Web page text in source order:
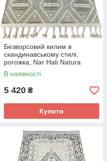
Безворсовий килим в
скандинавському стилі,
рогожка, Nar Hali Natura
0039, розмір 200 x 290 на
підлогу, сірий
В наявності
5 420 ₴
Купити